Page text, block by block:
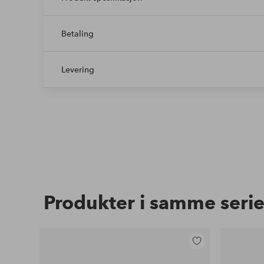
Betaling
Levering
Produkter i samme serie